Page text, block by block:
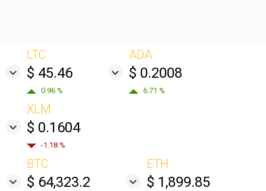
LTC
$ 45.46
0.96 %
ADA
$ 0.2008
6.71 %
XLM
$ 0.1604
-1.18 %
BTC
$ 64,323.2
ETH
$ 1,899.85